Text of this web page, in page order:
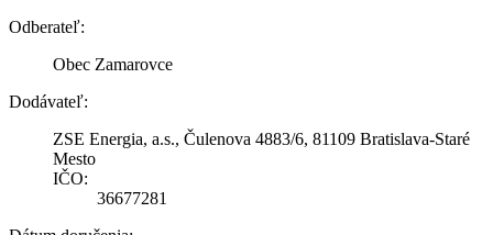
Odberateľ:
Obec Zamarovce
Dodávateľ:
ZSE Energia, a.s., Čulenova 4883/6, 81109 Bratislava-Staré
Mesto
IČO:
36677281